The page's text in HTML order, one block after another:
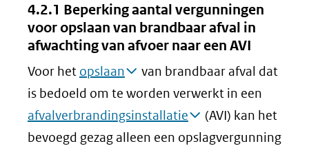
4.2.1 Beperking aantal vergunningen
voor opslaan van brandbaar afval in
afwachting van afvoer naar een AVI
Voor het opslaan
van brandbaar afval dat
is bedoeld om te worden verwerkt in een
afvalverbrandingsinstallatie
(AVI) kan het
bevoegd gezag alleen een opslagvergunning